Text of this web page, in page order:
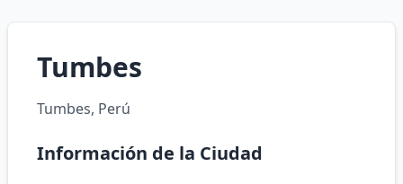
Tumbes
Tumbes, Perú
Información de la Ciudad